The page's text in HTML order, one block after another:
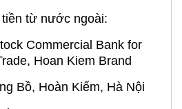
từ nước ngoài:
Commercial Bank for
Hoan Kiem Brand
Bồ, Hoàn Kiếm, Hà Nội